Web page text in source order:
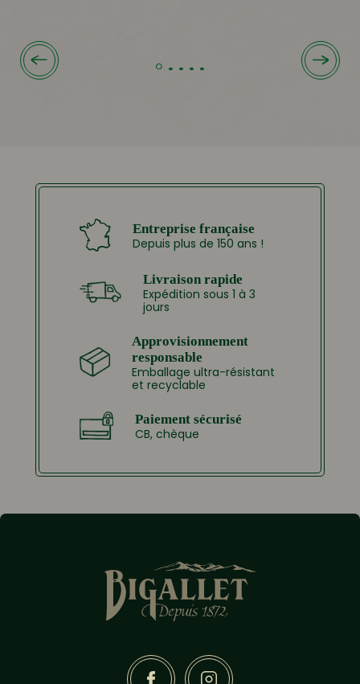
Entreprise française
Depuis plus de 150 ans !
Livraison rapide
Expédition sous 1 à 3
jours
Approvisionnement
responsable
Emballage ultra-résistant
et recyclable
Paiement sécurisé
CB, chèque